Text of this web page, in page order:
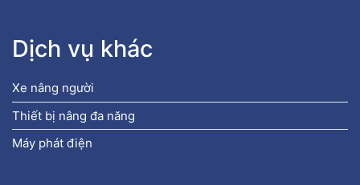
Dịch vụ khác
Xe nâng người
Thiết bị nâng đa năng
Máy phát điện